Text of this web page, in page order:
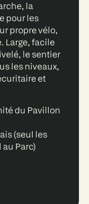
la
pour les
propre vélo,
Large, facile
le sentier
les niveaux,
et
du Pavillon
(seul les
Parc)